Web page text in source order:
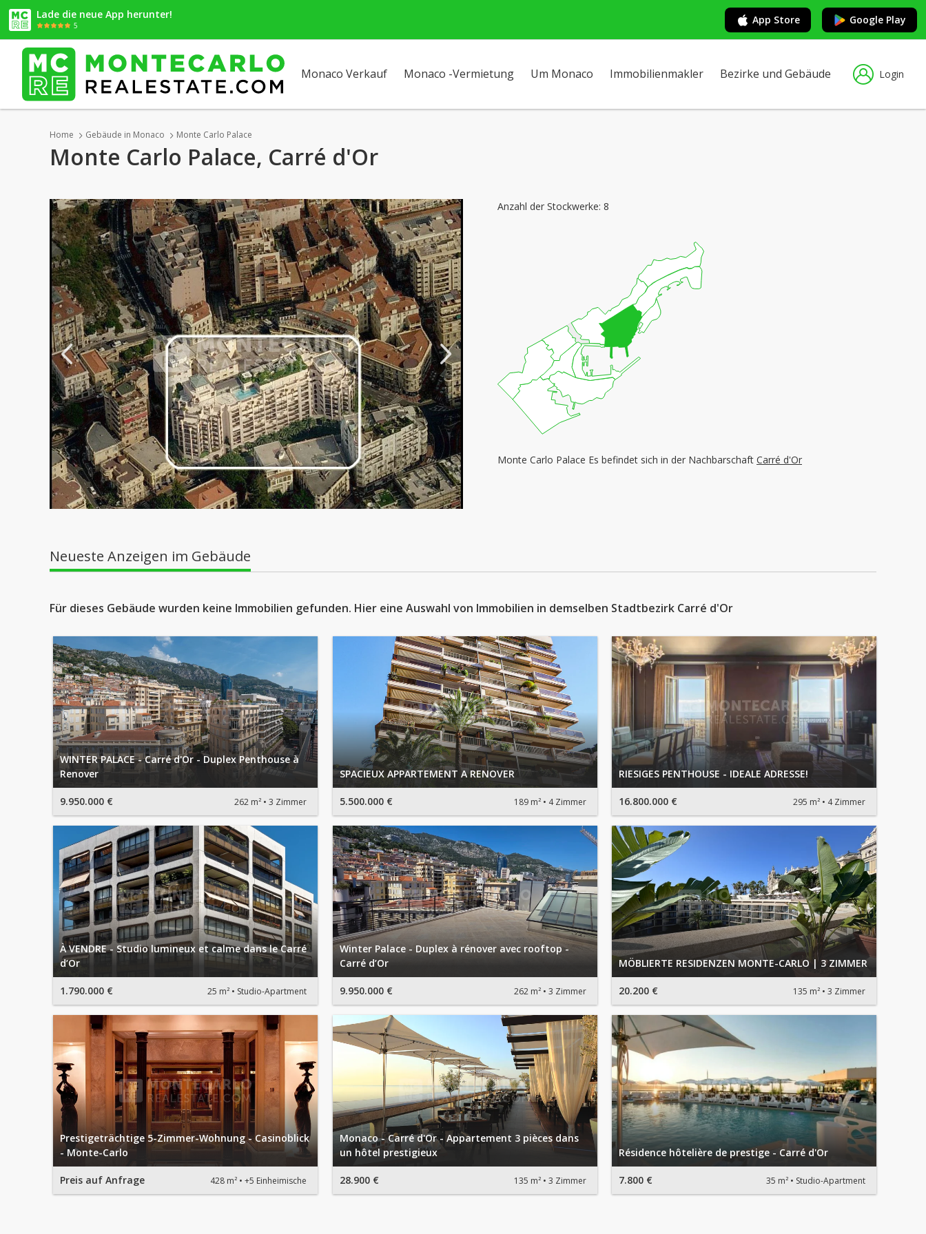
Lade die neue App herunter!
5 App Store Google Play
Monaco Verkauf Monaco -Vermietung Um Monaco Immobilienmakler Bezirke und Gebäude Login
Home Gebäude in Monaco Monte Carlo Palace
Monte Carlo Palace, Carré d'Or
Anzahl der Stockwerke: 8
Monte Carlo Palace Es befindet sich in der Nachbarschaft Carré d'Or
Neueste Anzeigen im Gebäude
Für dieses Gebäude wurden keine Immobilien gefunden. Hier eine Auswahl von Immobilien in demselben Stadtbezirk Carré d'Or
WINTER PALACE - Carré d'Or - Duplex Penthouse à
Renover
9.950.000 € 262 m² 3 Zimmer
SPACIEUX APPARTEMENT A RENOVER
5.500.000 € 189 m² 4 Zimmer
RIESIGES PENTHOUSE - IDEALE ADRESSE!
16.800.000 € 295 m² 4 Zimmer
À VENDRE - Studio lumineux et calme dans le Carré
d’Or
1.790.000 € 25 m² Studio-Apartment
Winter Palace - Duplex à rénover avec rooftop -
Carré d’Or
9.950.000 € 262 m² 3 Zimmer
MÖBLIERTE RESIDENZEN MONTE-CARLO | 3 ZIMMER
20.200 € 135 m² 3 Zimmer
Prestigeträchtige 5-Zimmer-Wohnung - Casinoblick
- Monte-Carlo
Preis auf Anfrage 428 m² +5 Einheimische
Monaco - Carré d'Or - Appartement 3 pièces dans
un hôtel prestigieux
28.900 € 135 m² 3 Zimmer
Résidence hôtelière de prestige - Carré d'Or
7.800 € 35 m² Studio-Apartment